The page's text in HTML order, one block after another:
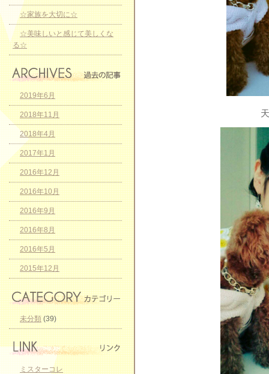
☆家族を大切に☆
☆美味しいと感じて美しくな
る☆
2019年6月
2018年11月
2018年4月
2017年1月
2016年12月
2016年10月
2016年9月
2016年8月
2016年5月
2015年12月
未分類(39)
ミスターコレ